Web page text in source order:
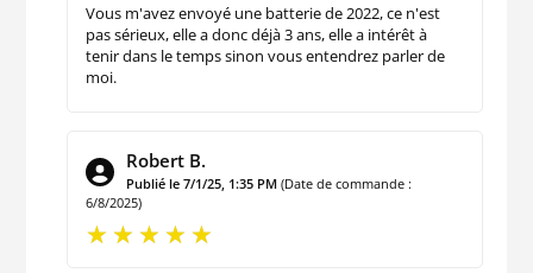
Vous m'avez envoyé une batterie de 2022, ce n'est
pas sérieux, elle a donc déjà 3 ans, elle a intérêt à
tenir dans le temps sinon vous entendrez parler de
moi.
Robert B.
Publié le 7/1/25, 1:35 PM (Date de commande :
6/8/2025)